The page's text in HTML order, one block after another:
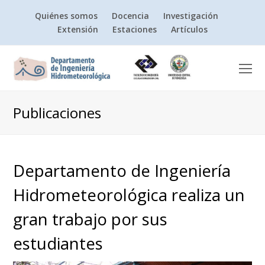
Quiénes somos Docencia
Investigación
Extensión
Estaciones Artículos
Publicaciones
Departamento de Ingeniería
Hidrometeorológica realiza un
gran trabajo por sus
estudiantes